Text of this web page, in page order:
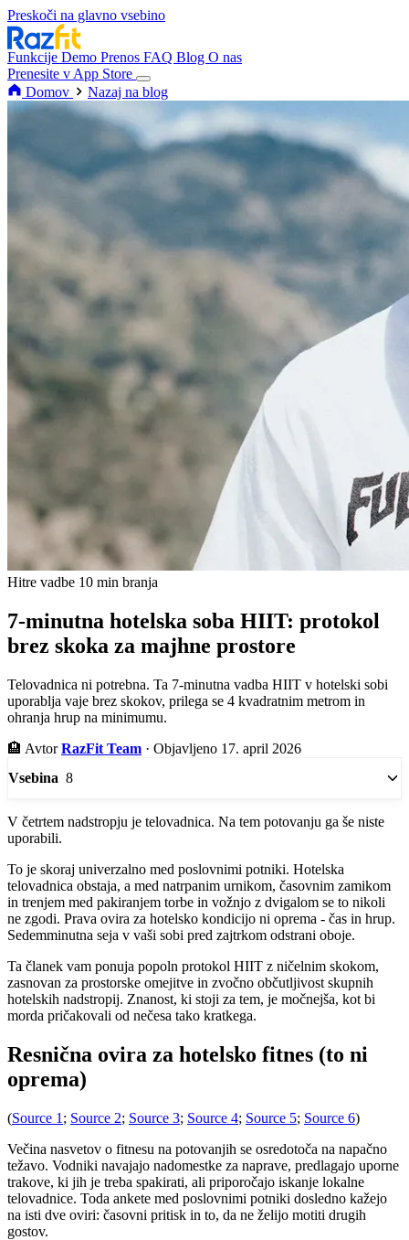
Preskoči na glavno vsebino
Funkcije Demo Prenos FAQ Blog O nas
Prenesite v App Store
Domov
Nazaj na blog
Hitre vadbe 10 min branja
7-minutna hotelska soba HIIT: protokol
brez skoka za majhne prostore
Telovadnica ni potrebna. Ta 7-minutna vadba HIIT v hotelski sobi
uporablja vaje brez skokov, prilega se 4 kvadratnim metrom in
ohranja hrup na minimumu.
🏨 AvtorRazFit Team · Objavljeno 17. april 2026
Vsebina 8
V četrtem nadstropju je telovadnica. Na tem potovanju ga še niste
uporabili.
To je skoraj univerzalno med poslovnimi potniki. Hotelska
telovadnica obstaja, a med natrpanim urnikom, časovnim zamikom
in trenjem med pakiranjem torbe in vožnjo z dvigalom se to nikoli
ne zgodi. Prava ovira za hotelsko kondicijo ni oprema - čas in hrup.
Sedemminutna seja v vaši sobi pred zajtrkom odstrani oboje.
Ta članek vam ponuja popoln protokol HIIT z ničelnim skokom,
zasnovan za prostorske omejitve in zvočno občutljivost skupnih
hotelskih nadstropij. Znanost, ki stoji za tem, je močnejša, kot bi
morda pričakovali od nečesa tako kratkega.
Resnična ovira za hotelsko fitnes (to ni
oprema)
(Source 1 ; Source 2; Source 3; Source 4; Source 5; Source 6)
Večina nasvetov o fitnesu na potovanjih se osredotoča na napačno
težavo. Vodniki navajajo nadomestke za naprave, predlagajo uporne
trakove, ki jih je treba spakirati, ali priporočajo iskanje lokalne
telovadnice. Toda ankete med poslovnimi potniki dosledno kažejo
na isti dve oviri: časovni pritisk in to, da ne želijo motiti drugih
gostov.